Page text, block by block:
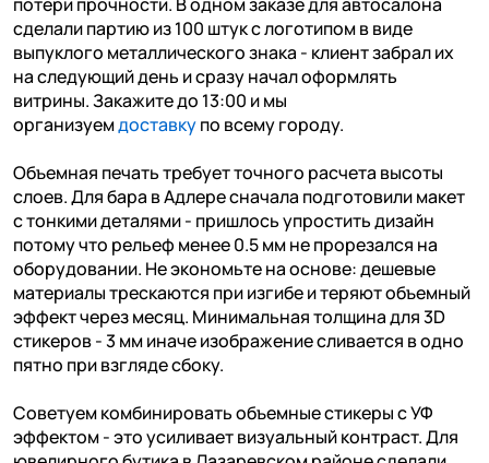
сделали партию из 100 штук с логотипом в виде
выпуклого металлического знака - клиент забрал их
на следующий день и сразу начал оформлять
витрины. Закажите до 13:00 и мы
организуемдоставкупо всему городу.
Объемная печать требует точного расчета высоты
слоев. Для бара в Адлере сначала подготовили макет
с тонкими деталями - пришлось упростить дизайн
потому что рельеф менее 0.5 мм не прорезался на
оборудовании. Не экономьте на основе: дешевые
материалы трескаются при изгибе и теряют объемный
эффект через месяц. Минимальная толщина для 3D
стикеров - 3 мм иначе изображение сливается в одно
пятно при взгляде сбоку.
Советуем комбинировать объемные стикеры с УФ
эффектом - это усиливает визуальный контраст. Для